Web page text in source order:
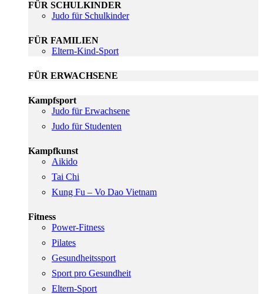
FÜR SCHULKINDER
Judo für Schulkinder
FÜR FAMILIEN
Eltern-Kind-Sport
FÜR ERWACHSENE
Kampfsport
Judo für Erwachsene
Judo für Studenten
Kampfkunst
Aikido
Tai Chi
Kung Fu – Vo Dao Vietnam
Fitness
Power-Fitness
Pilates
Gesundheitssport
Sport pro Gesundheit
Eltern-Sport